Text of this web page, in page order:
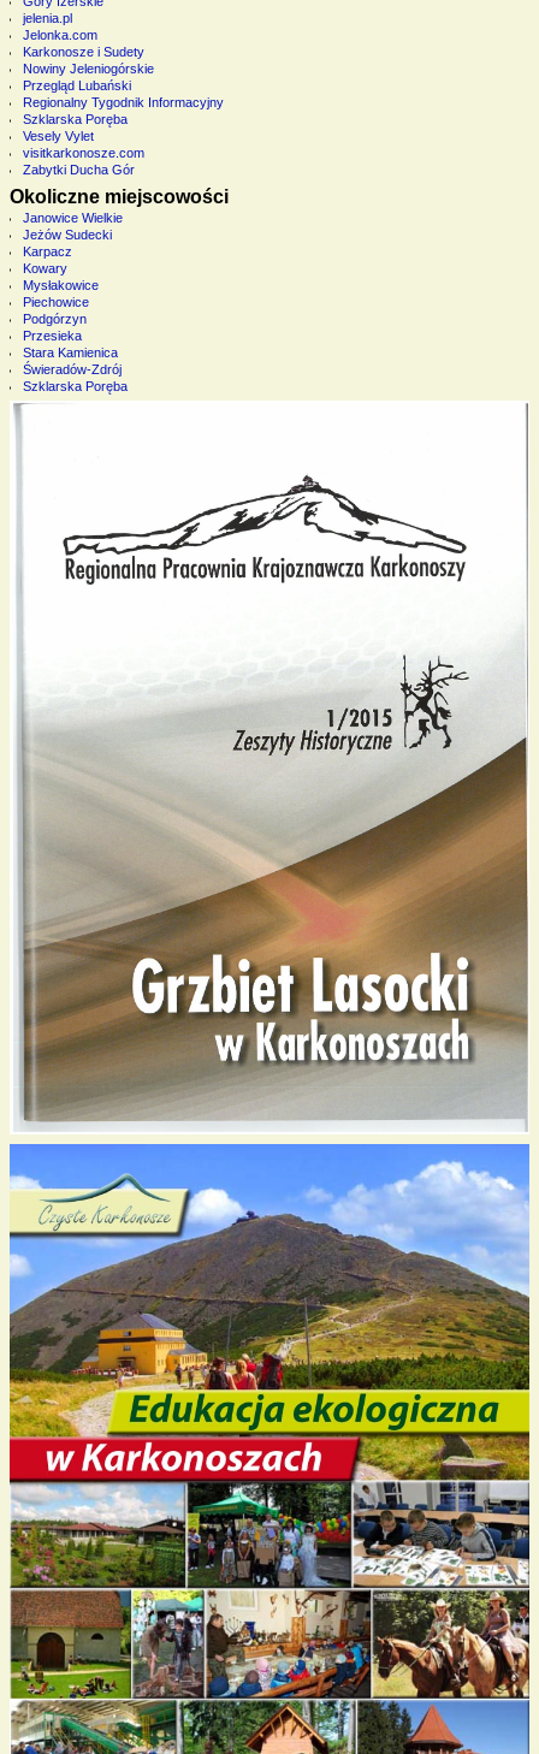
jelenia.pl
Jelonka.com
Karkonosze i Sudety
Nowiny Jeleniogórskie
Przegląd Lubański
Regionalny Tygodnik Informacyjny
Szklarska Poręba
Vesely Vylet
visitkarkonosze.com
Zabytki Ducha Gór
Okoliczne miejscowości
Janowice Wielkie
Jeżów Sudecki
Karpacz
Kowary
Mysłakowice
Piechowice
Podgórzyn
Przesieka
Stara Kamienica
Świeradów-Zdrój
Szklarska Poręba